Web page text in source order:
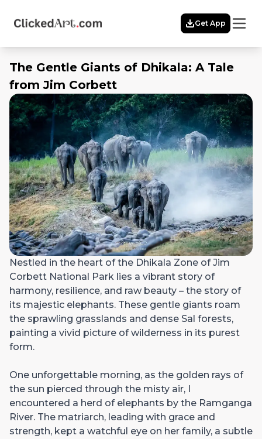
Get App
Menu
Featured
Artists
Membership
Story
Explore
The Gentle Giants of Dhikala: A Tale
from Jim Corbett
Nestled in the heart of the Dhikala Zone of Jim
Corbett National Park lies a vibrant story of
harmony, resilience, and raw beauty – the story of
its majestic elephants. These gentle giants roam
the sprawling grasslands and dense Sal forests,
painting a vivid picture of wilderness in its purest
form.
One unforgettable morning, as the golden rays of
the sun pierced through the misty air, I
encountered a herd of elephants by the Ramganga
River. The matriarch, leading with grace and
strength, kept a watchful eye on her family, a subtle